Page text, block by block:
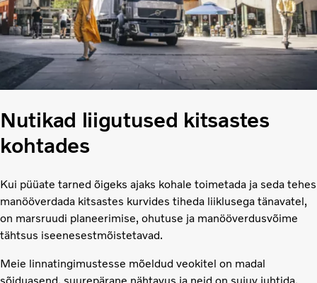
Nutikad liigutused kitsastes
kohtades
Kui püüate tarned õigeks ajaks kohale toimetada ja seda tehes
manööverdada kitsastes kurvides tiheda liiklusega tänavatel,
on marsruudi planeerimise, ohutuse ja manööverdusvõime
tähtsus iseenesestmõistetavad.
Meie linnatingimustesse mõeldud veokitel on madal
sõiduasend, suurepärane nähtavus ja neid on sujuv juhtida.